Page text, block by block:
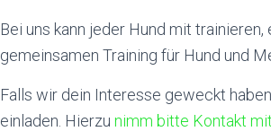
Bei uns kann jeder Hund mit
gemeinsamen Training für Hund und
Falls wir dein Interesse geweckt
einladen. Hierzu nimm bitte Kontakt